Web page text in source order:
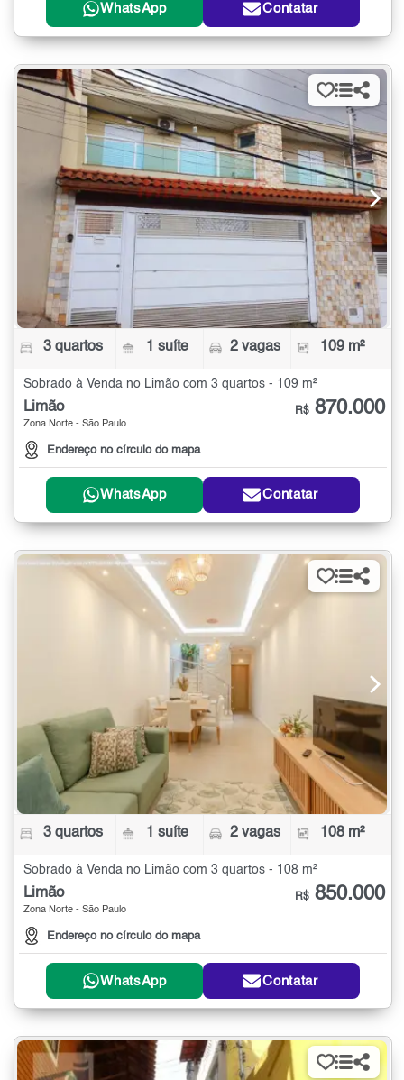
WhatsApp Contatar
3 quartos 1 suíte 2 vagas 109 m²
Sobrado à Venda no Limão com 3 quartos - 109 m²
Limão
Zona Norte - São Paulo
Endereço no círculo do mapa
R$ 870.000
WhatsApp Contatar
3 quartos 1 suíte 2 vagas 108 m²
Sobrado à Venda no Limão com 3 quartos - 108 m²
Limão
Zona Norte - São Paulo
Endereço no círculo do mapa
R$ 850.000
WhatsApp Contatar